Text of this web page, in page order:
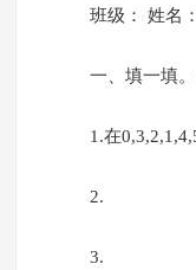
班级： 姓名
一、填一填
1.在
2.
3.